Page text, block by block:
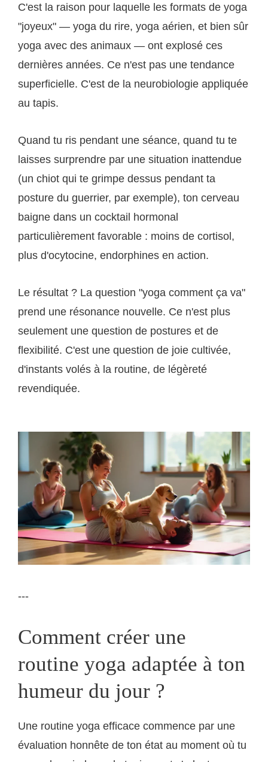
C'est la raison pour laquelle les formats de yoga
"joyeux" — yoga du rire, yoga aérien, et bien sûr
yoga avec des animaux — ont explosé ces
dernières années. Ce n'est pas une tendance
superficielle. C'est de la neurobiologie appliquée
au tapis.
Quand tu ris pendant une séance, quand tu te
laisses surprendre par une situation inattendue
(un chiot qui te grimpe dessus pendant ta
posture du guerrier, par exemple), ton cerveau
baigne dans un cocktail hormonal
particulièrement favorable : moins de cortisol,
plus d'ocytocine, endorphines en action.
Le résultat ? La question "yoga comment ça va"
prend une résonance nouvelle. Ce n'est plus
seulement une question de postures et de
flexibilité. C'est une question de joie cultivée,
d'instants volés à la routine, de légèreté
revendiquée.
---
Comment créer une
routine yoga adaptée à ton
humeur du jour ?
Une routine yoga efficace commence par une
évaluation honnête de ton état au moment où tu